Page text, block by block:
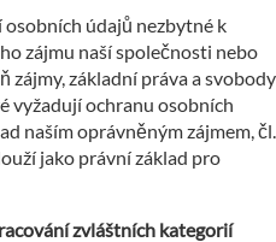
osobních údajů nezbytné k
zájmu naší společnosti nebo
zájmy, základní práva a svobody
vyžadují ochranu osobních
naším oprávněným zájmem, čl.
jako právní základ pro
zvláštních kategorií